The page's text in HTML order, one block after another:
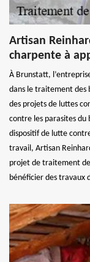
Artisan
charpente à
À Brunstatt,
dans le traitement des
des projets de luttes
contre les parasites du
dispositif de lutte
travail, Artisan
projet de traitement
bénéficier des travaux